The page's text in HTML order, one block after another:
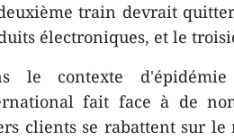
train devrait
électroniques, et le
le contexte
fait face à de
clients se rabattent sur